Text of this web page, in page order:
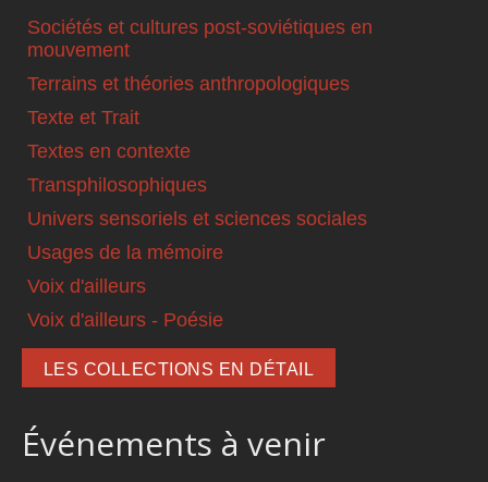
Sociétés et cultures post-soviétiques en
mouvement
Terrains et théories anthropologiques
Texte et Trait
Textes en contexte
Transphilosophiques
Univers sensoriels et sciences sociales
Usages de la mémoire
Voix d'ailleurs
Voix d'ailleurs - Poésie
LES COLLECTIONS EN DÉTAIL
Événements à venir